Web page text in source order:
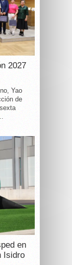
2027
Yao
de
en
Isidro